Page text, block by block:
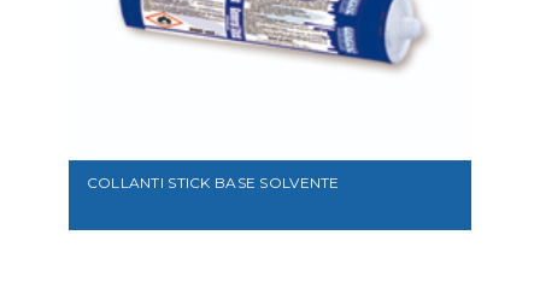
COLLANTI STICK BASE SOLVENTE